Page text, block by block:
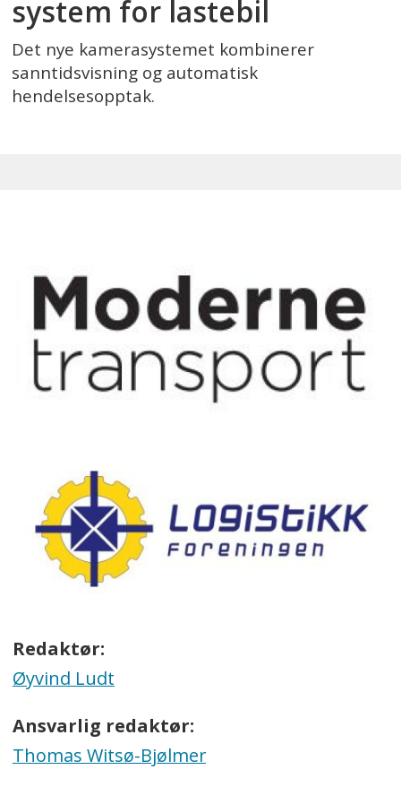
system for lastebil
Det nye kamerasystemet kombinerer
sanntidsvisning og automatisk
hendelsesopptak.
Redaktør:
Øyvind Ludt
Ansvarlig redaktør:
Thomas Witsø-Bjølmer